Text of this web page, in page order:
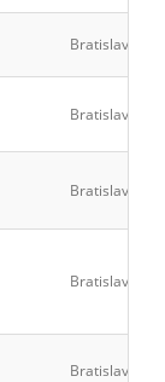
Bratislava
Bratislava
Bratislava
Bratislava
Bratislava